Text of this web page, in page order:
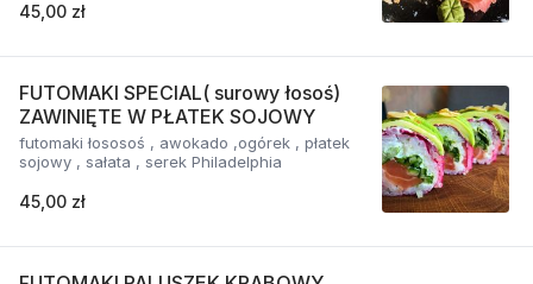
45,00 zł
FUTOMAKI SPECIAL( surowy łosoś)
ZAWINIĘTE W PŁATEK SOJOWY
futomaki łososoś , awokado ,ogórek , płatek
sojowy , sałata , serek Philadelphia
45,00 zł